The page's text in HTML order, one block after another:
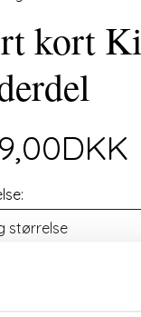
kort
er ferielukket